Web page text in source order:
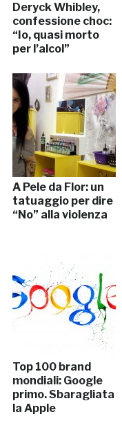
Deryck Whibley,
confessione choc:
“Io, quasi morto
per l’alcol”
A Pele da Flor: un
tatuaggio per dire
“No” alla violenza
Top 100 brand
mondiali: Google
primo. Sbaragliata
la Apple